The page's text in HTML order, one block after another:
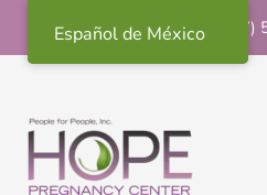
Llámanos: (267)
Español de México